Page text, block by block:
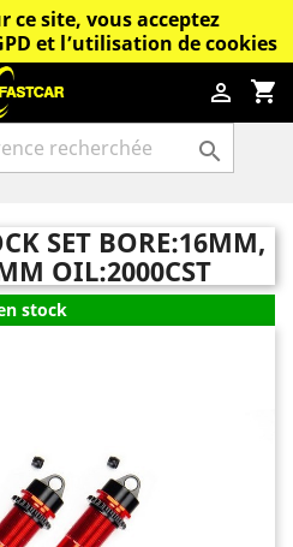
ce site, vous acceptez
et l’utilisation de cookies
shopping_cart


SET BORE:16MM,
OIL:2000CST
stock